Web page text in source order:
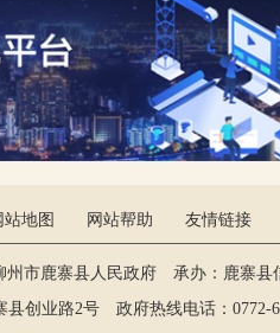
站地图 网站帮助 友情链接
市鹿寨县人民政府 承办：鹿寨
县创业路2号 政府热线电话：0772-